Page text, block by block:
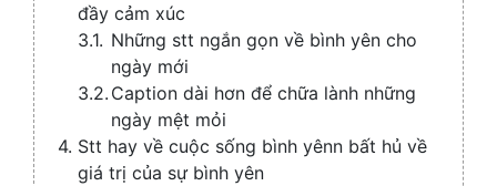
đầy cảm xúc
Những stt ngắn gọn về bình yên cho
ngày mới
Caption dài hơn để chữa lành những
ngày mệt mỏi
Stt hay về cuộc sống bình yênn bất hủ về
giá trị của sự bình yên